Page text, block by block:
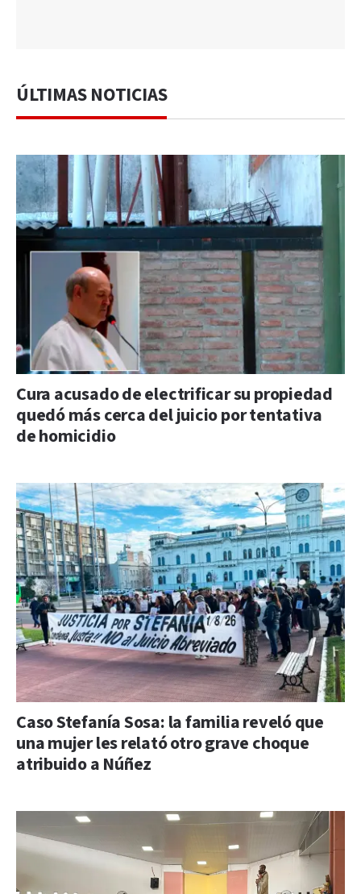
ÚLTIMAS NOTICIAS
Cura acusado de electrificar su propiedad
quedó más cerca del juicio por tentativa
de homicidio
Caso Stefanía Sosa: la familia reveló que
una mujer les relató otro grave choque
atribuido a Núñez